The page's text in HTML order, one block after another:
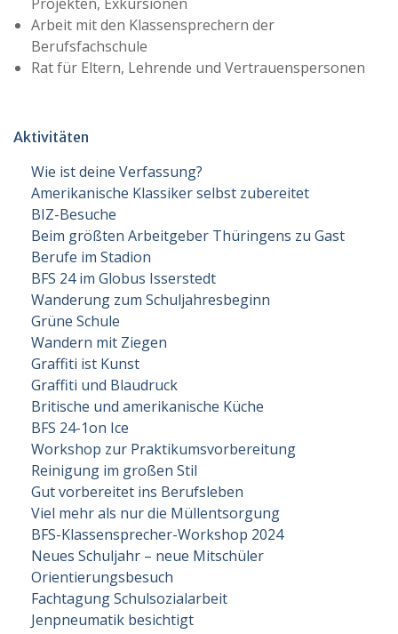
Arbeit mit den Klassensprechern der
Berufsfachschule
Rat für Eltern, Lehrende und Vertrauenspersonen
Aktivitäten
Wie ist deine Verfassung?
Amerikanische Klassiker selbst zubereitet
BIZ-Besuche
Beim größten Arbeitgeber Thüringens zu Gast
Berufe im Stadion
BFS 24 im Globus Isserstedt
Wanderung zum Schuljahresbeginn
Grüne Schule
Wandern mit Ziegen
Graffiti ist Kunst
Graffiti und Blaudruck
Britische und amerikanische Küche
BFS 24-1on Ice
Workshop zur Praktikumsvorbereitung
Reinigung im großen Stil
Gut vorbereitet ins Berufsleben
Viel mehr als nur die Müllentsorgung
BFS-Klassensprecher-Workshop 2024
Neues Schuljahr – neue Mitschüler
Orientierungsbesuch
Fachtagung Schulsozialarbeit
Jenpneumatik besichtigt